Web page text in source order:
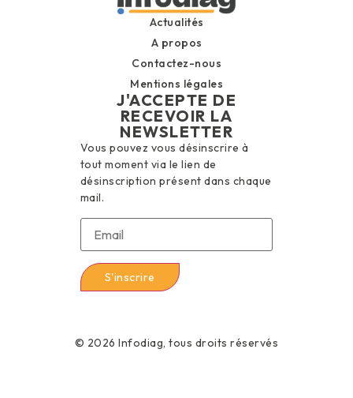
Actualités
A propos
Contactez-nous
Mentions légales
J'ACCEPTE DE
RECEVOIR LA
NEWSLETTER
Vous pouvez vous désinscrire à
tout moment via le lien de
désinscription présent dans chaque
mail.
© 2026 Infodiag, tous droits réservés